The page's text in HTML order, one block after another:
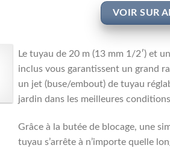
VOIR SUR
Le tuyau de 20 m (13 mm 1/2′) et
inclus vous garantissent un grand
un jet (buse/embout) de tuyau
jardin dans les meilleures
Grâce à la butée de blocage, une
tuyau s’arrête à n’importe quelle